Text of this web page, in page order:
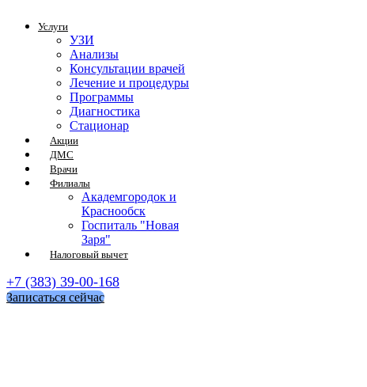
Услуги
УЗИ
Анализы
Консультации врачей
Лечение и процедуры
Программы
Диагностика
Стационар
Акции
ДМС
Врачи
Филиалы
Академгородок и
Краснообск
Госпиталь "Новая
Заря"
Налоговый вычет
+7 (383) 39-00-168
Записаться сейчас